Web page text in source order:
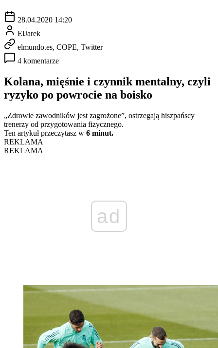
28.04.2020 14:20
ElJarek
elmundo.es, COPE, Twitter
4 komentarze
Kolana, mięśnie i czynnik mentalny, czyli
ryzyko po powrocie na boisko
„Zdrowie zawodników jest zagrożone”, ostrzegają hiszpańscy
trenerzy od przygotowania fizycznego.
Ten artykuł przeczytasz w 6 minut.
REKLAMA
REKLAMA
ad